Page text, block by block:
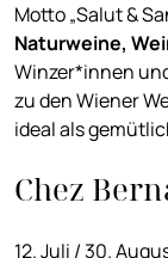
Motto „Salut &
Naturweine,
Winzer*innen
zu den Wiener
ideal als
Chez
12. Juli / 30.